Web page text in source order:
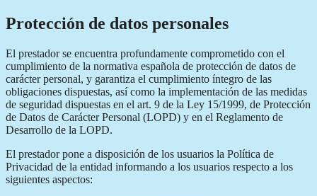
Protección de datos personales
El prestador se encuentra profundamente comprometido con el
cumplimiento de la normativa española de protección de datos de
carácter personal, y garantiza el cumplimiento íntegro de las
obligaciones dispuestas, así como la implementación de las medidas
de seguridad dispuestas en el art. 9 de la Ley 15/1999, de Protección
de Datos de Carácter Personal (LOPD) y en el Reglamento de
Desarrollo de la LOPD.
El prestador pone a disposición de los usuarios la Política de
Privacidad de la entidad informando a los usuarios respecto a los
siguientes aspectos: